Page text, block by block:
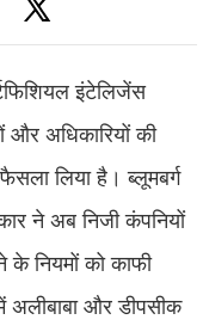
इंटेलिजेंस
और अधिकारियों की
लिया है। ब्लूमबर्ग
ने अब निजी कंपनियों
के नियमों को काफी
अलीबाबा और डीपसीक